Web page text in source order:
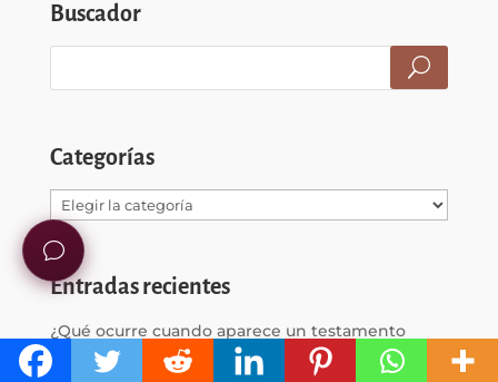
Buscador
Categorías
Categorías
Entradas recientes
¿Qué ocurre cuando aparece un testamento
escrito a mano? Lecciones del caso Olivia Valère.